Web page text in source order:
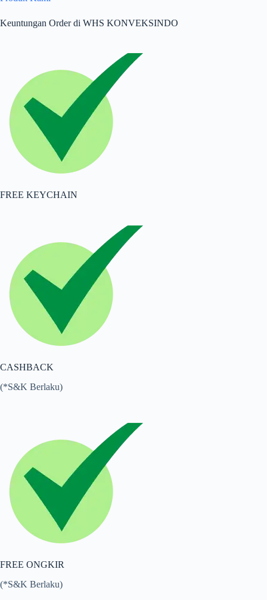
Keuntungan Order di WHS KONVEKSINDO
FREE KEYCHAIN
CASHBACK
(*S&K Berlaku)
FREE ONGKIR
(*S&K Berlaku)